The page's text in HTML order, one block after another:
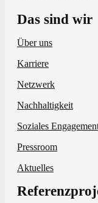
Das sind wir
Über uns
Karriere
Netzwerk
Nachhaltigkeit
Soziales
Pressroom
Aktuelles